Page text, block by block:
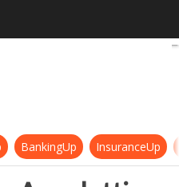
Agnoletti
BankingUp InsuranceUp